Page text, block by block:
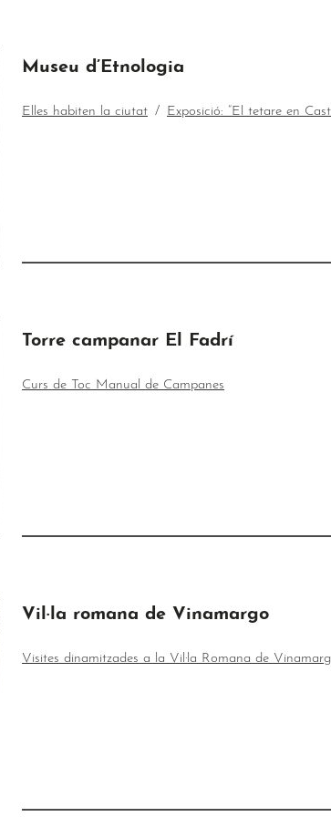
Museu d’Etnologia
Elles habiten la ciutat Exposició: “El tetare en
Torre campanar El Fadrí
Curs de Toc Manual de Campanes
Vil·la romana de Vinamargo
Visites dinamitzades a la Vil·la Romana de